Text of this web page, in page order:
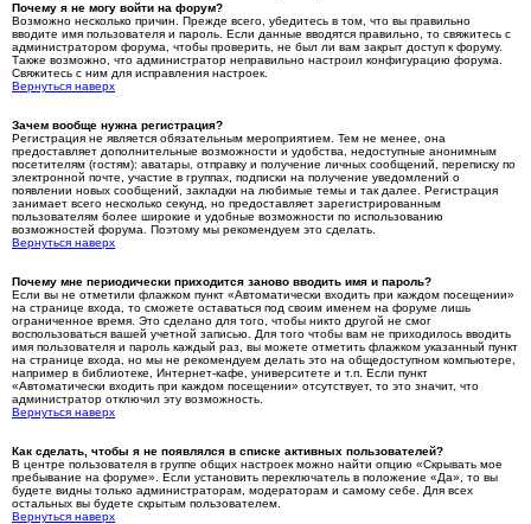
Почему я не могу войти на форум?
Возможно несколько причин. Прежде всего, убедитесь в том, что вы правильно
вводите имя пользователя и пароль. Если данные вводятся правильно, то свяжитесь с
администратором форума, чтобы проверить, не был ли вам закрыт доступ к форуму.
Также возможно, что администратор неправильно настроил конфигурацию форума.
Свяжитесь с ним для исправления настроек.
Вернуться наверх
Зачем вообще нужна регистрация?
Регистрация не является обязательным мероприятием. Тем не менее, она
предоставляет дополнительные возможности и удобства, недоступные анонимным
посетителям (гостям): аватары, отправку и получение личных сообщений, переписку по
электронной почте, участие в группах, подписки на получение уведомлений о
появлении новых сообщений, закладки на любимые темы и так далее. Регистрация
занимает всего несколько секунд, но предоставляет зарегистрированным
пользователям более широкие и удобные возможности по использованию
возможностей форума. Поэтому мы рекомендуем это сделать.
Вернуться наверх
Почему мне периодически приходится заново вводить имя и пароль?
Если вы не отметили флажком пункт «Автоматически входить при каждом посещении»
на странице входа, то сможете оставаться под своим именем на форуме лишь
ограниченное время. Это сделано для того, чтобы никто другой не смог
воспользоваться вашей учетной записью. Для того чтобы вам не приходилось вводить
имя пользователя и пароль каждый раз, вы можете отметить флажком указанный пункт
на странице входа, но мы не рекомендуем делать это на общедоступном компьютере,
например в библиотеке, Интернет-кафе, университете и т.п. Если пункт
«Автоматически входить при каждом посещении» отсутствует, то это значит, что
администратор отключил эту возможность.
Вернуться наверх
Как сделать, чтобы я не появлялся в списке активных пользователей?
В центре пользователя в группе общих настроек можно найти опцию «Скрывать мое
пребывание на форуме». Если установить переключатель в положение «Да», то вы
будете видны только администраторам, модераторам и самому себе. Для всех
остальных вы будете скрытым пользователем.
Вернуться наверх